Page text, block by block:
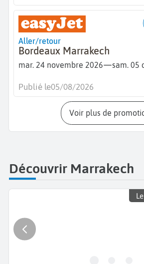
Aller/retour
Bordeaux Marrakech
mar. 24 novembre 2026—sam. 05
Publié le05/08/2026
Voir plus de
Découvrir Marrakech